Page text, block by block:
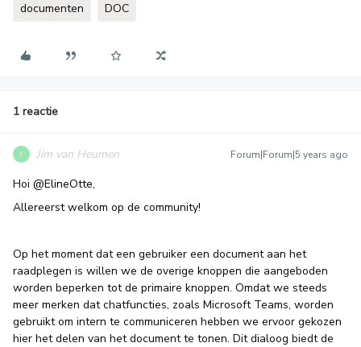
documenten DOC
1 reactie
J Jim van Heumen Forum|Forum|5 years ago
Hoi @ElineOtte,
Allereerst welkom op de community!
Op het moment dat een gebruiker een document aan het
raadplegen is willen we de overige knoppen die aangeboden
worden beperken tot de primaire knoppen. Omdat we steeds
meer merken dat chatfuncties, zoals Microsoft Teams, worden
gebruikt om intern te communiceren hebben we ervoor gekozen
hier het delen van het document te tonen. Dit dialoog biedt de